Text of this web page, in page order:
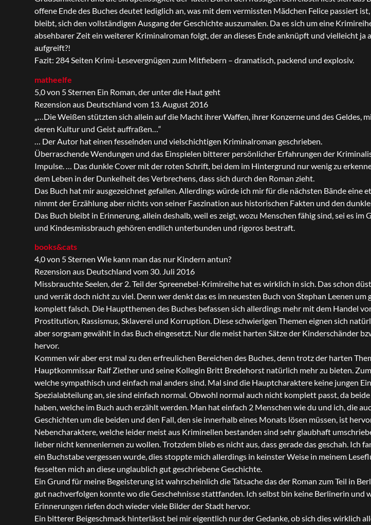
offene Ende des Buches deutet lediglich an, was mit dem vermissten Mädchen Felice passiert
bleibt, sich den vollständigen Ausgang der Geschichte auszumalen. Da es sich um eine
absehbarer Zeit ein weiterer Kriminalroman folgt, der an dieses Ende anknüpft und vielleicht ja
aufgreift?!
Fazit: 284 Seiten Krimi-Lesevergnügen zum Mitfiebern – dramatisch, packend und explosiv.
matheelfe
5,0 von 5 Sternen Ein Roman, der unter die Haut geht
Rezension aus Deutschland vom 13. August 2016
„…Die Weißen stützten sich allein auf die Macht ihrer Waffen, ihrer Konzerne und des Geldes,
deren Kultur und Geist auffraßen…“
… Der Autor hat einen fesselnden und vielschichtigen Kriminalroman geschrieben.
Überraschende Wendungen und das Einspielen bitterer persönlicher Erfahrungen der
Impulse. … Das dunkle Cover mit der roten Schrift, bei dem im Hintergrund nur wenig zu
dem Leben in der Dunkelheit des Verbrechens, dass sich durch den Roman zieht.
Das Buch hat mir ausgezeichnet gefallen. Allerdings würde ich mir für die nächsten Bände eine
nimmt der Erzählung aber nichts von seiner Faszination aus historischen Fakten und den
Das Buch bleibt in Erinnerung, allein deshalb, weil es zeigt, wozu Menschen fähig sind, sei es im
und Kindesmissbrauch gehören endlich unterbunden und rigoros bestraft.
books&cats
4,0 von 5 Sternen Wie kann man das nur Kindern antun?
Rezension aus Deutschland vom 30. Juli 2016
Missbrauchte Seelen, der 2. Teil der Spreenebel-Krimireihe hat es wirklich in sich. Das schon
und verrät doch nicht zu viel. Denn wer denkt das es im neuesten Buch von Stephan Leenen
komplett falsch. Die Hauptthemen des Buches befassen sich allerdings mehr mit dem Handel
Prostitution, Rassismus, Sklaverei und Korruption. Diese schwierigen Themen eignen sich
aber sorgsam gewählt in das Buch eingesetzt. Nur die meist harten Sätze der Kinderschänder
hervor.
Kommen wir aber erst mal zu den erfreulichen Bereichen des Buches, denn trotz der harten
Hauptkommissar Ralf Ziether und seine Kollegin Britt Bredehorst natürlich mehr zu bieten.
welche sympathisch und einfach mal anders sind. Mal sind die Hauptcharaktere keine jungen
Spezialabteilung an, sie sind einfach normal. Obwohl normal auch nicht komplett passt, da
haben, welche im Buch auch erzählt werden. Man hat einfach 2 Menschen wie du und ich, die
Geschichten um die beiden und den Fall, den sie innerhalb eines Monats lösen müssen, ist
Nebencharaktere, welche leider meist aus Kriminellen bestanden sind sehr glaubhaft
lieber nicht kennenlernen zu wollen. Trotzdem blieb es nicht aus, dass gerade das geschah. Ich
ein Buchstabe vergessen wurde, dies stoppte mich allerdings in keinster Weise in meinem
fesselten mich an diese unglaublich gut geschriebene Geschichte.
Ein Grund für meine Begeisterung ist wahrscheinlich die Tatsache das der Roman zum Teil in
gut nachverfolgen konnte wo die Geschehnisse stattfanden. Ich selbst bin keine Berlinerin und
Erinnerungen riefen doch wieder viele Bilder der Stadt hervor.
Ein bitterer Beigeschmack hinterlässt bei mir eigentlich nur der Gedanke, ob sich dies wirklich